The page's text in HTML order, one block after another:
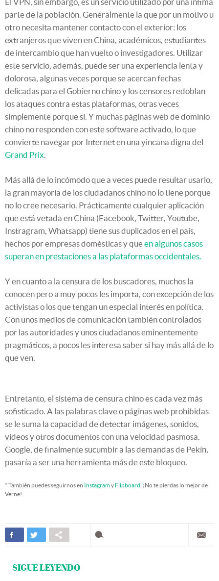
parte de la población. Generalmente la que por un motivo u
otro necesita mantener contacto con el exterior: los
extranjeros que viven en China, académicos, estudiantes
de intercambio que han vuelto o investigadores. Utilizar
este servicio, además, puede ser una experiencia lenta y
dolorosa, algunas veces porque se acercan fechas
delicadas para el Gobierno chino y los censores redoblan
los ataques contra estas plataformas, otras veces
simplemente porque sí. Y muchas páginas web de dominio
chino no responden con este software activado, lo que
convierte navegar por Internet en una yincana digna del
Grand Prix.
Más allá de lo incómodo que a veces puede resultar usarlo,
la gran mayoría de los ciudadanos chino no lo tiene porque
no lo cree necesario. Prácticamente cualquier aplicación
que está vetada en China (Facebook, Twitter, Youtube,
Instragram, Whatsapp) tiene sus duplicados en el país,
hechos por empresas domésticas y queen algunos casos
superan en prestaciones a las plataformas occidentales.
Y en cuanto a la censura de los buscadores, muchos la
conocen pero a muy pocos les importa, con excepción de los
activistas o los que tengan un especial interés en política.
Con unos medios de comunicación también controlados
por las autoridades y unos ciudadanos eminentemente
pragmáticos, a pocos les interesa saber si hay más allá de lo
que ven.
Entretanto, el sistema de censura chino es cada vez más
sofisticado. A las palabras clave o páginas web prohibidas
se le suma la capacidad de detectar imágenes, sonidos,
vídeos y otros documentos con una velocidad pasmosa.
Google, de finalmente sucumbir a las demandas de Pekín,
pasaría a ser una herramienta más de este bloqueo.
* También puedes seguirnos en Instagramy Flipboard . ¡No te pierdas lo mejor de
Verne!
SIGUE LEYENDO